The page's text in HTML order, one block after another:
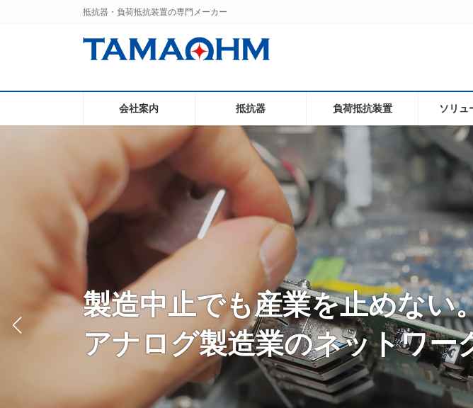
ス
ッ
ン
移
抵抗器・負荷抵抗装置の専門メーカー
会社案内 抵抗器 負荷抵抗装置 ソリュ
安心してお使いいただける品
「一本へのこだわり」
製造中止でも産業を止めない
アナログ製造業のネットワー
タマオームは「レトロ・
これからも、常に信頼され選